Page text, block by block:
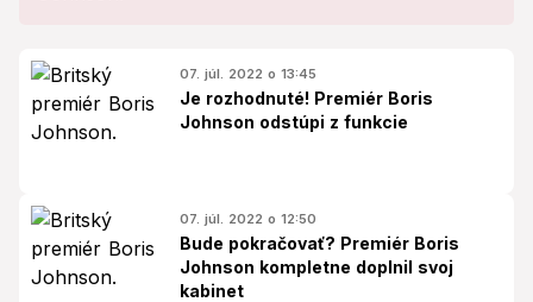
07. júl. 2022 o 13:45
Je rozhodnuté! Premiér Boris
Johnson odstúpi z funkcie
07. júl. 2022 o 12:50
Bude pokračovať? Premiér Boris
Johnson kompletne doplnil svoj
kabinet